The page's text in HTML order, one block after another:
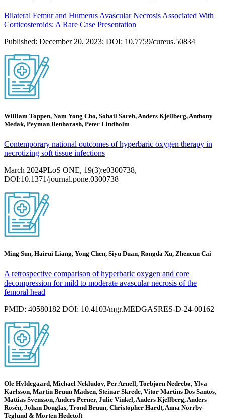
Bilateral Femur and Humerus Avascular Necrosis Associated With
Corticosteroids: A Rare Case Presentation
Published: December 20, 2023; DOI: 10.7759/cureus.50834
William Toppen, Nam Yong Cho, Sohail Sareh, Anders Kjellberg, Anthony
Medak, Peyman Benharash, Peter Lindholm
Contemporary national outcomes of hyperbaric oxygen therapy in
necrotizing soft tissue infections
March 2024PLoS ONE, 19(3):e0300738,
DOI:10.1371/journal.pone.0300738
Ming Sun, Hairui Liang, Yong Chen, Siyu Duan, Rongda Xu, Zhencun Cai
A retrospective comparison of hyperbaric oxygen and core
decompression for mild to moderate avascular necrosis of the
femoral head
PMID: 40580182 DOI: 10.4103/mgr.MEDGASRES-D-24-00162
Ole Hyldegaard, Michael Nekludov, Per Arnell, Torbjørn Nedrebø, Ylva
Karlsson, Martin Bruun Madsen, Steinar Skrede, Vitor Martins Dos Santos,
Mattias Svensson, Anders Perner, Julie Vinkel, Anders Kjellberg, Anders
Rosén, Johan Douglas, Trond Bruun, Christopher Hardt, Anna Norrby-
Teglund & Morten Hedetoft